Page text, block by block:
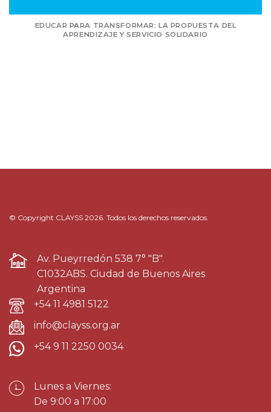
EDUCAR PARA TRANSFORMAR: LA PROPUESTA DEL
APRENDIZAJE Y SERVICIO SOLIDARIO
© Copyright CLAYSS 2026. Todos los derechos reservados.
Av. Pueyrredón 538 7° "B".
C1032ABS. Ciudad de Buenos Aires
Argentina
+54 11 4981 5122
info@clayss.org.ar
+54 9 11 2250 0034
Lunes a Viernes:
De 9:00 a 17:00